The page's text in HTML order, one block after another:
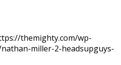
themighty.com/wp-
miller-2-headsupguys-